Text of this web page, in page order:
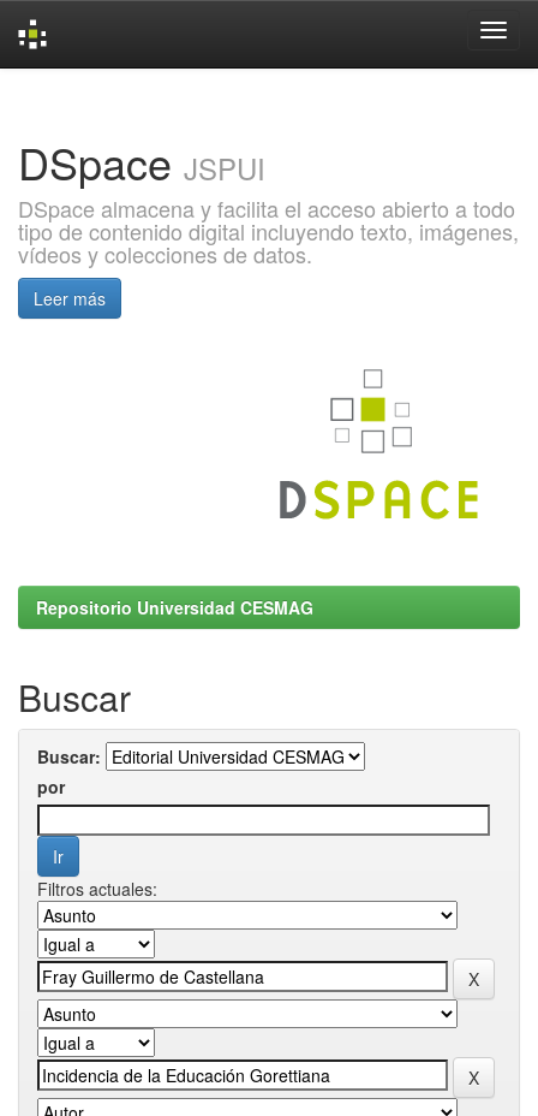
DSpace JSPUI
DSpace almacena y facilita el acceso abierto a todo
tipo de contenido digital incluyendo texto, imágenes,
vídeos y colecciones de datos.
Leer más
Repositorio Universidad CESMAG
Buscar
Buscar:
por
Filtros actuales: